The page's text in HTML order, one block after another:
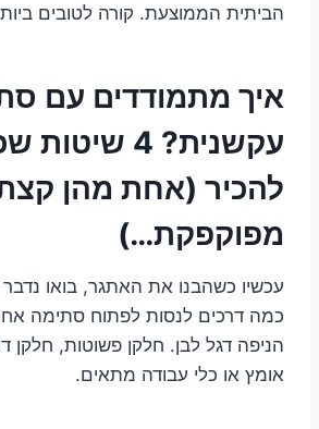
הביתית הממוצעת. קורה לטובים
איך מתמודדים עם
עקשנית? 4
להכיר (אחת מהן
מפוקפקת…)
עכשיו כשהבנו את האתגר, בואו
כמה דרכים לנסות לפתוח סתימה
הניפה דגל לבן. חלקן פשוטות, חלקן
אומץ או כלי עבודה מתאים.